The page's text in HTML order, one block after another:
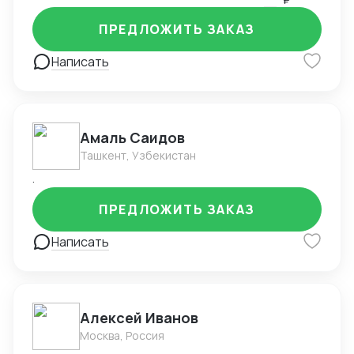
профессиональную помощь на каждом этапе
взаимодействия с китайскими поставщиками. Свою
работу я выполняю ответственно и качественно, с
учетом индивидуальных потребностей каждого
Написать
ПРЕДЛОЖИТЬ ЗАКАЗ
Амаль Саидов
Ташкент, Узбекистан
.
Написать
ПРЕДЛОЖИТЬ ЗАКАЗ
Алексей Иванов
Москва, Россия